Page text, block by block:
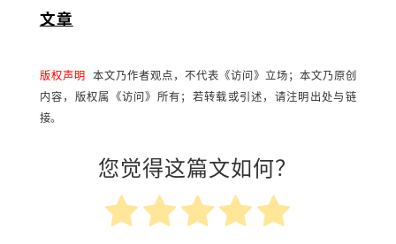
文章
版权声明 本文乃作者观点，不代表《访问》立场；本文乃原创
内容，版权属《访问》所有；若转载或引述，请注明出处与链
接。
您觉得这篇文如何？